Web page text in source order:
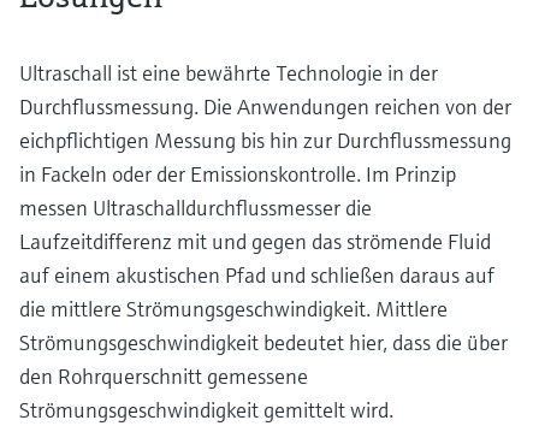
Ultraschall ist eine bewährte Technologie in der
Durchflussmessung. Die Anwendungen reichen von der
eichpflichtigen Messung bis hin zur Durchflussmessung
in Fackeln oder der Emissionskontrolle. Im Prinzip
messen Ultraschalldurchflussmesser die
Laufzeitdifferenz mit und gegen das strömende Fluid
auf einem akustischen Pfad und schließen daraus auf
die mittlere Strömungsgeschwindigkeit. Mittlere
Strömungsgeschwindigkeit bedeutet hier, dass die über
den Rohrquerschnitt gemessene
Strömungsgeschwindigkeit gemittelt wird.